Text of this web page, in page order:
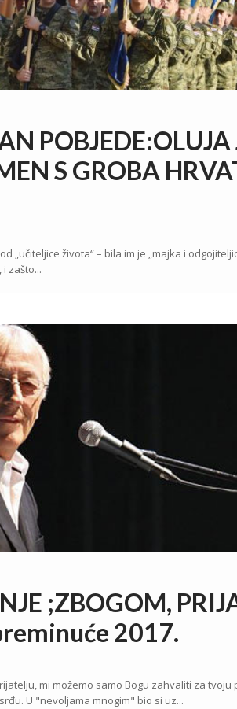
POBJEDE:OLUJA
S GROBA
„učiteljice života“ – bila im je „majka i
zašto...
;ZBOGOM,
2017.
mi možemo samo Bogu zahvaliti za tvoju
U "nevoljama mnogim" bio si uz...